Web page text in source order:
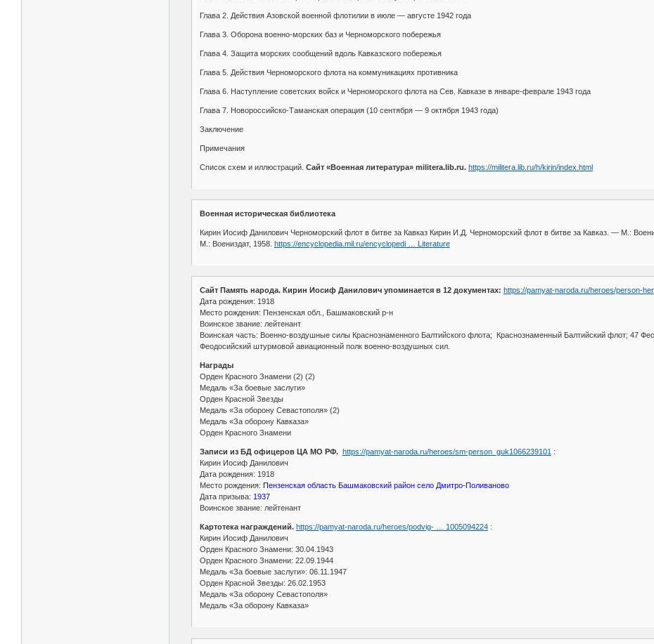
Глава 2. Действия Азовской военной флотилии в июле — августе 1942 года
Глава 3. Оборона военно-морских баз и Черноморского побережья
Глава 4. Защита морских сообщений вдоль Кавказского побережья
Глава 5. Действия Черноморского флота на коммуникациях противника
Глава 6. Наступление советских войск и Черноморского флота на Сев. Кавказе в январе-феврале 1943 года
Глава 7. Новороссийско-Таманская операция (10 сентября — 9 октября 1943 года)
Заключение
Примечания
Список схем и иллюстраций. Сайт «Военная литература» militera.lib.ru. https://militera.lib.ru/h/kirin/index.html
Военная историческая библиотека
Кирин Иосиф Данилович Черноморский флот в битве за Кавказ Кирин И.Д. Черноморский флот в битве за Кавказ. — М.:
М.: Воениздат, 1958. https://encyclopedia.mil.ru/encyclopedi … Literature
Сайт Память народа. Кирин Иосиф Данилович упоминается в 12 документах: https://pamyat-naroda.ru/heroes/person-
Дата рождения: 1918
Место рождения: Пензенская обл., Башмаковский р-н
Воинское звание: лейтенант
Воинская часть: Военно-воздушные силы Краснознаменного Балтийского флота; Краснознаменный Балтийский флот; 47
Феодосийский штурмовой авиационный полк военно-воздушных сил.
Награды
Орден Красного Знамени (2) (2)
Медаль «За боевые заслуги»
Орден Красной Звезды
Медаль «За оборону Севастополя» (2)
Медаль «За оборону Кавказа»
Орден Красного Знамени
Записи из БД офицеров ЦА МО РФ. https://pamyat-naroda.ru/heroes/sm-person_guk1066239101 :
Кирин Иосиф Данилович
Дата рождения: 1918
Место рождения: Пензенская область Башмаковский район село Дмитро-Поливаново
Дата призыва: 1937
Воинское звание: лейтенант
Картотека награждений. https://pamyat-naroda.ru/heroes/podvig- … 1005094224:
Кирин Иосиф Данилович
Орден Красного Знамени: 30.04.1943
Орден Красного Знамени: 22.09.1944
Медаль «За боевые заслуги»: 06.11.1947
Орден Красной Звезды: 26.02.1953
Медаль «За оборону Севастополя»
Медаль «За оборону Кавказа»